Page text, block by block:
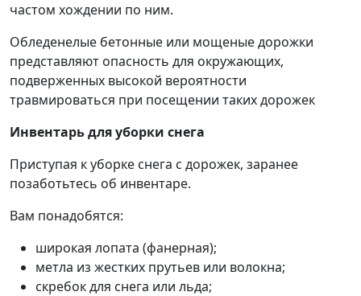
частом хождении по ним.
Обледенелые бетонные или мощеные дорожки
представляют опасность для окружающих,
подверженных высокой вероятности
травмироваться при посещении таких дорожек
Инвентарь для уборки снега
Приступая к уборке снега с дорожек, заранее
позаботьтесь об инвентаре.
Вам понадобятся:
широкая лопата (фанерная);
метла из жестких прутьев или волокна;
скребок для снега или льда;